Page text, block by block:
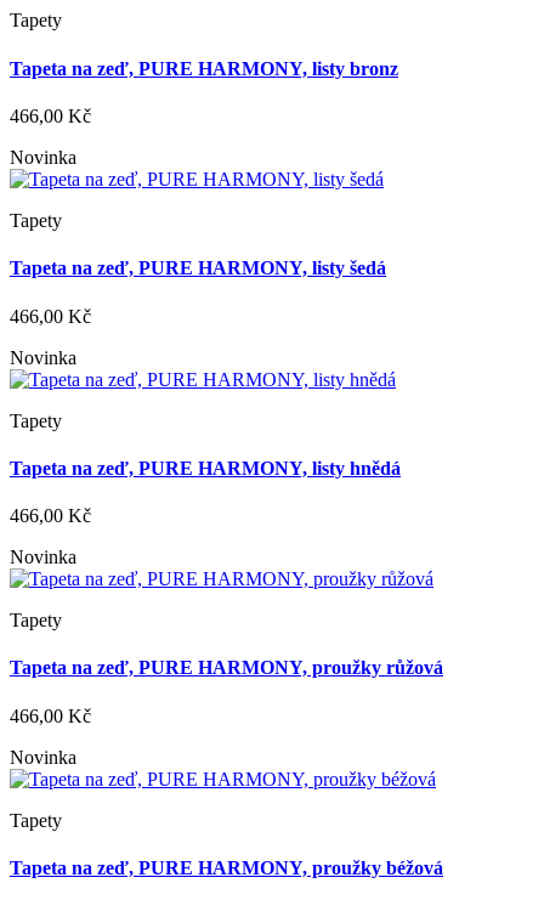
Tapety
Tapeta na zeď, PURE HARMONY, listy bronz
466,00 Kč
Novinka
Tapety
Tapeta na zeď, PURE HARMONY, listy šedá
466,00 Kč
Novinka
Tapety
Tapeta na zeď, PURE HARMONY, listy hnědá
466,00 Kč
Novinka
Tapety
Tapeta na zeď, PURE HARMONY, proužky růžová
466,00 Kč
Novinka
Tapety
Tapeta na zeď, PURE HARMONY, proužky béžová